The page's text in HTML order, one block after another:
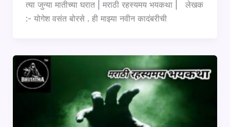
त्या जुन्या मातीच्या घरात | मराठी रहस्यमय भयकथा | लेखक
:- योगेश वसंत बोरसे . ही माझ्या नवीन कादंबरीची